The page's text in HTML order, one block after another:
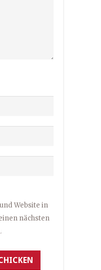
Website in
nächsten